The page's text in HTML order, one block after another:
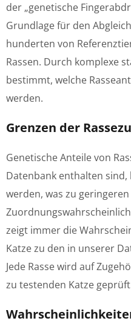
der „genetische
Grundlage für den
hunderten von
Rassen. Durch komplexe
bestimmt, welche
werden.
Grenzen der
Genetische Anteile von
Datenbank enthalten
werden, was zu geringeren
zeigt immer die
Katze zu den in unserer
Jede Rasse wird auf
zu testenden Katze